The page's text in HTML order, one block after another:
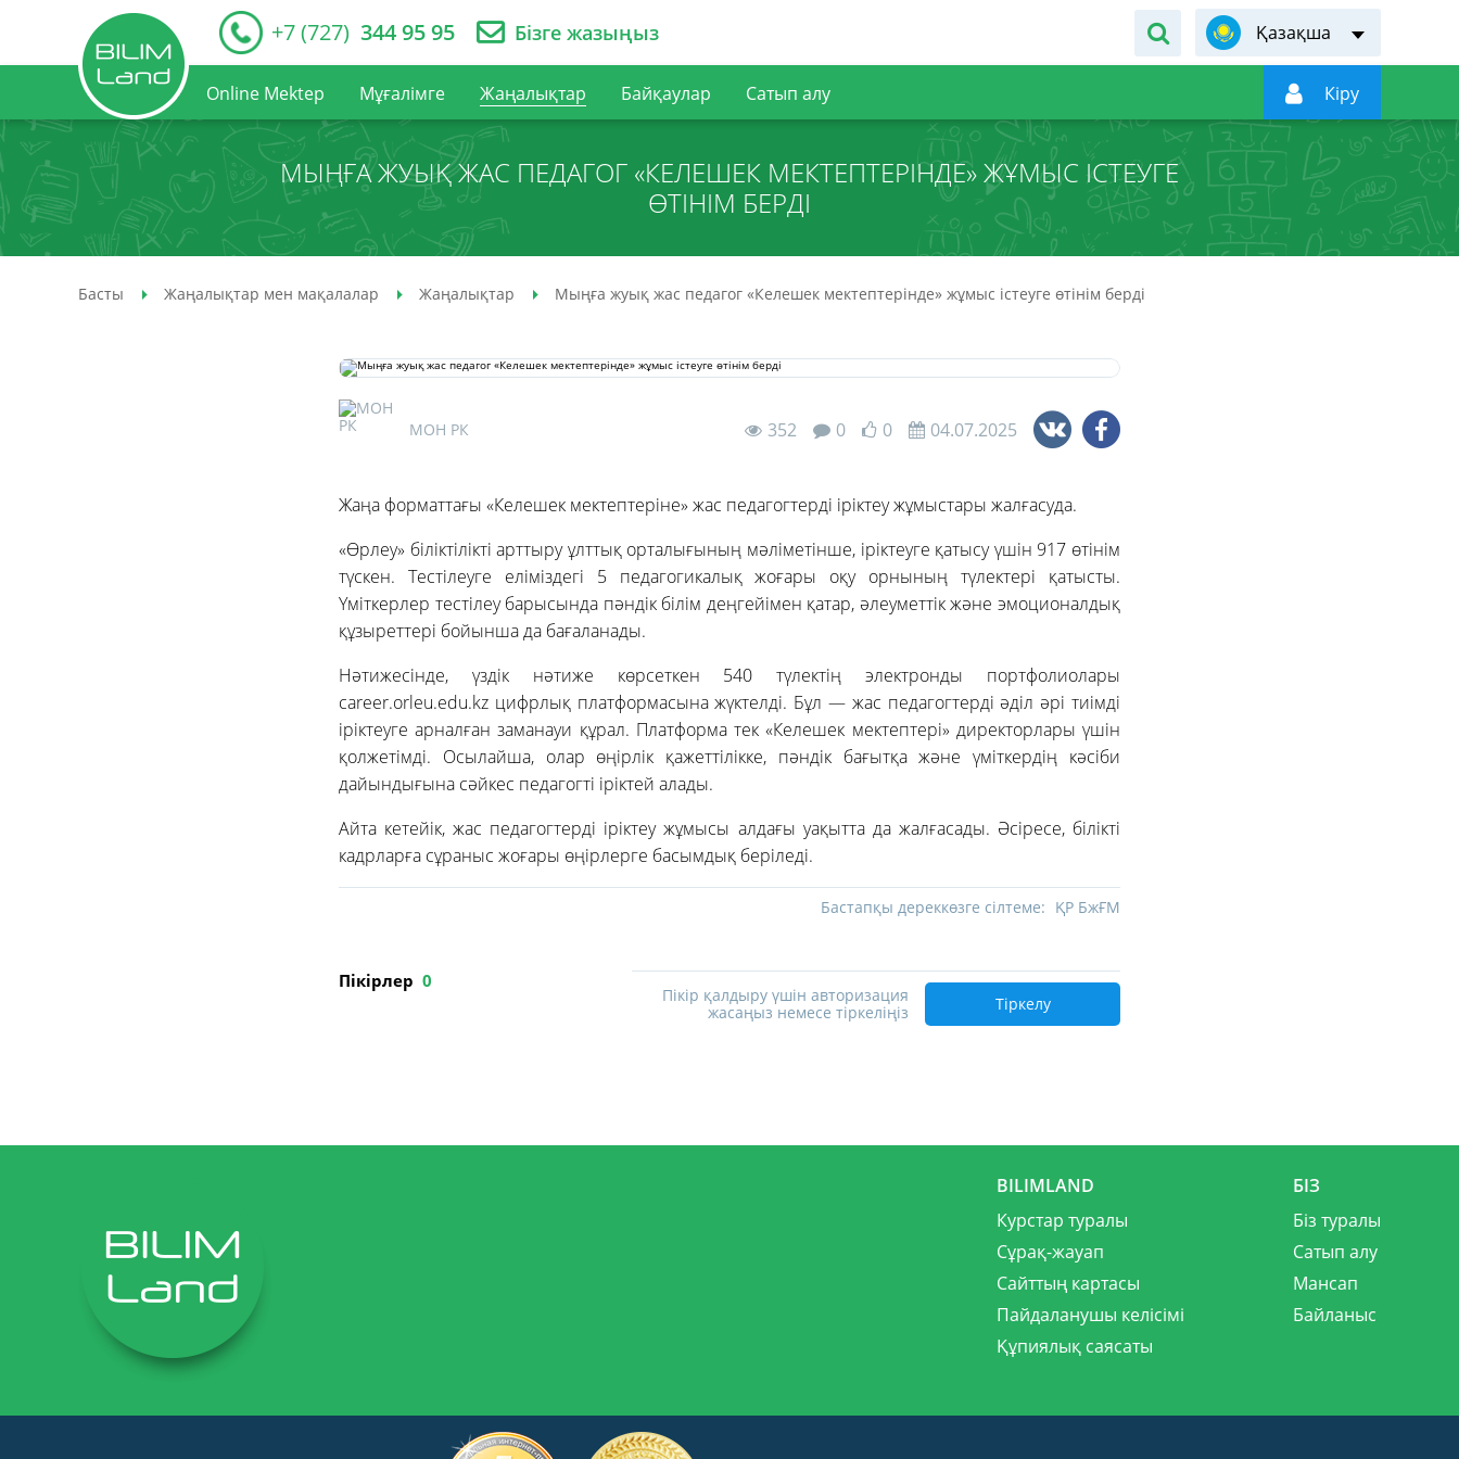
+7 (727) 344 95 95 Бізге жазыңыз Қазақша
Online Mektep Мұғалімге Жаңалықтар Байқаулар Сатып алу  Кiру
МЫҢҒА ЖУЫҚ ЖАС ПЕДАГОГ «КЕЛЕШЕК МЕКТЕПТЕРІНДЕ» ЖҰМЫС ІСТЕУГЕ
ӨТІНІМ БЕРДІ
Басты Жаңалықтар мен мақалалар Жаңалықтар Мыңға жуық жас педагог «Келешек мектептерінде» жұмыс істеуге өтінім берді
МОН РК 352 0 0 04.07.2025
Жаңа форматтағы «Келешек мектептеріне» жас педагогтерді іріктеу жұмыстары жалғасуда.
«Өрлеу» біліктілікті арттыру ұлттық орталығының мәліметінше, іріктеуге қатысу үшін 917 өтінім
түскен. Тестілеуге еліміздегі 5 педагогикалық жоғары оқу орнының түлектері қатысты.
Үміткерлер тестілеу барысында пәндік білім деңгейімен қатар, әлеуметтік және эмоционалдық
құзыреттері бойынша да бағаланады.
Нәтижесінде, үздік нәтиже көрсеткен 540 түлектің электронды портфолиолары
career.orleu.edu.kz цифрлық платформасына жүктелді. Бұл — жас педагогтерді әділ әрі тиімді
іріктеуге арналған заманауи құрал. Платформа тек «Келешек мектептері» директорлары үшін
қолжетімді. Осылайша, олар өңірлік қажеттілікке, пәндік бағытқа және үміткердің кәсіби
дайындығына сәйкес педагогті іріктей алады.
Айта кетейік, жас педагогтерді іріктеу жұмысы алдағы уақытта да жалғасады. Әсіресе, білікті
кадрларға сұраныс жоғары өңірлерге басымдық беріледі.
Бастапқы дереккөзге сілтеме: ҚР БжҒМ
Пікірлер 0
Пікір қалдыру үшін авторизация
жасаңыз немесе тіркеліңіз
Тіркелу
BILIMLAND
Курстар туралы
Сұрақ-жауап
Сайттың картасы
Пайдаланушы келісімі
Құпиялық саясаты
БІЗ
Біз туралы
Сатып алу
Мансап
Байланыс